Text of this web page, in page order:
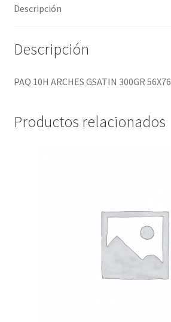
Descripción
Descripción
PAQ 10H ARCHES GSATIN 300GR 56X76
Productos relacionados